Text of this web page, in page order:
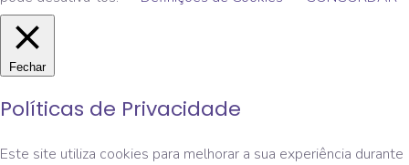
Fechar
Políticas de Privacidade
Este site utiliza cookies para melhorar a sua experiência durante